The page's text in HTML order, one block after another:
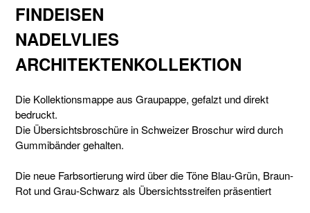
FINDEISEN
NADELVLIES
ARCHITEKTENKOLLEKTION
Die Kollektionsmappe aus Graupappe, gefalzt und direkt
bedruckt.
Die Übersichtsbroschüre in Schweizer Broschur wird durch
Gummibänder gehalten.
Die neue Farbsortierung wird über die Töne Blau-Grün, Braun-
Rot und Grau-Schwarz als Übersichtsstreifen präsentiert